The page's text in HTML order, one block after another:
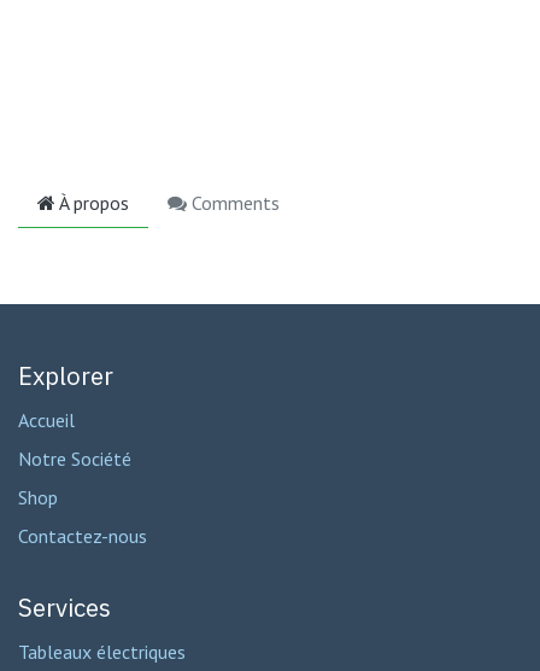
À propos Comments
Explorer
Accueil
Notre Société
Shop
Contactez-nous
Services
Tableaux électriques